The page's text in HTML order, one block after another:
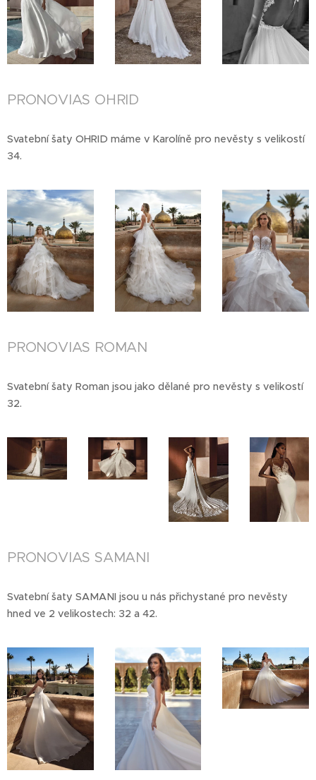
PRONOVIAS OHRID
Svatební šaty OHRID máme v Karolíně pro nevěsty s velikostí
34.
PRONOVIAS ROMAN
Svatební šaty Roman jsou jako dělané pro nevěsty s velikostí
32.
PRONOVIAS SAMANI
Svatební šaty SAMANI jsou u nás přichystané pro nevěsty
hned ve 2 velikostech: 32 a 42.